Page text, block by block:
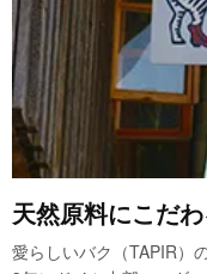
天然原料にこだ
愛らしいバク（TAPIR）